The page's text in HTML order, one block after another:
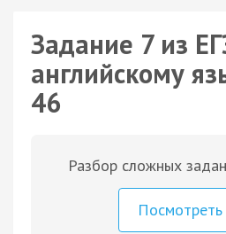
Задание 7 из
английскому
46
Разбор сложных
Посмотреть